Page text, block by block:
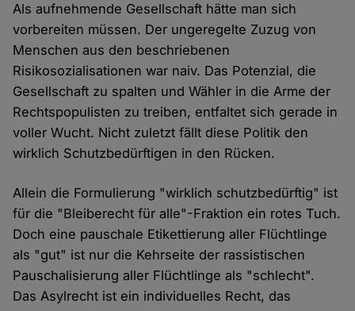
Als aufnehmende Gesellschaft hätte man sich
vorbereiten müssen. Der ungeregelte Zuzug von
Menschen aus den beschriebenen
Risikosozialisationen war naiv. Das Potenzial, die
Gesellschaft zu spalten und Wähler in die Arme der
Rechtspopulisten zu treiben, entfaltet sich gerade in
voller Wucht. Nicht zuletzt fällt diese Politik den
wirklich Schutzbedürftigen in den Rücken.
Allein die Formulierung "wirklich schutzbedürftig" ist
für die "Bleiberecht für alle"-Fraktion ein rotes Tuch.
Doch eine pauschale Etikettierung aller Flüchtlinge
als "gut" ist nur die Kehrseite der rassistischen
Pauschalisierung aller Flüchtlinge als "schlecht".
Das Asylrecht ist ein individuelles Recht, das